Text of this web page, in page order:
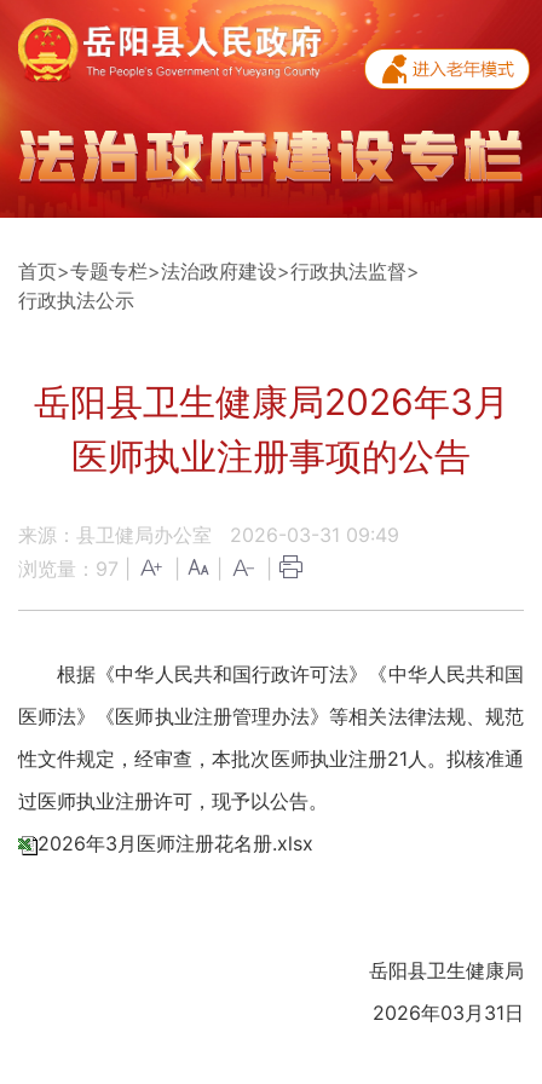
首页>专题专栏>法治政府建设>行政执法监督>
行政执法公示
岳阳县卫生健康局2026年3月
医师执业注册事项的公告
来源：县卫健局办公室
2026-03-31 09:49
浏览量： 97
根据《中华人民共和国行政许可法》《中华人民共和国
医师法》《医师执业注册管理办法》等相关法律法规、规范
性文件规定，经审查，本批次医师执业注册21人。拟核准通
过医师执业注册许可，现予以公告。
2026年3月医师注册花名册.xlsx
岳阳县卫生健康局
2026年03月31日